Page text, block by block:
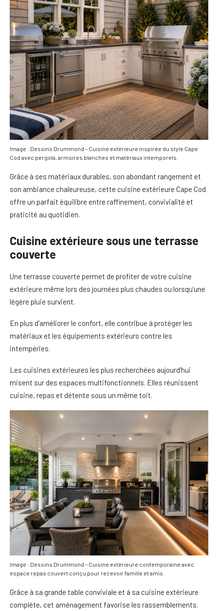
Image : Dessins Drummond – Cuisine extérieure inspirée du style Cape
Cod avec pergola, armoires blanches et matériaux intemporels.
Grâce à ses matériaux durables, son abondant rangement et
son ambiance chaleureuse, cette cuisine extérieure Cape Cod
offre un parfait équilibre entre raffinement, convivialité et
praticité au quotidien.
Cuisine extérieure sous une terrasse
couverte
Une terrasse couverte permet de profiter de votre cuisine
extérieure même lors des journées plus chaudes ou lorsqu’une
légère pluie survient.
En plus d’améliorer le confort, elle contribue à protéger les
matériaux et les équipements extérieurs contre les
intempéries.
Les cuisines extérieures les plus recherchées aujourd’hui
misent sur des espaces multifonctionnels. Elles réunissent
cuisine, repas et détente sous un même toit.
Image : Dessins Drummond – Cuisine extérieure contemporaine avec
espace repas couvert conçu pour recevoir famille et amis.
Grâce à sa grande table conviviale et à sa cuisine extérieure
complète, cet aménagement favorise les rassemblements.